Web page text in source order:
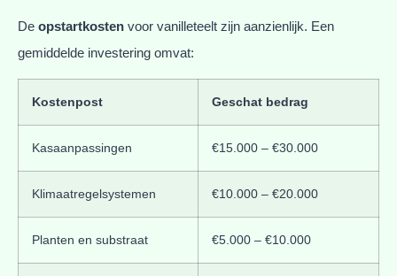
De opstartkosten voor vanilleteelt zijn aanzienlijk. Een
gemiddelde investering omvat:
Kostenpost Geschat bedrag
Kasaanpassingen €15.000 – €30.000
Klimaatregelsystemen €10.000 – €20.000
Planten en substraat €5.000 – €10.000